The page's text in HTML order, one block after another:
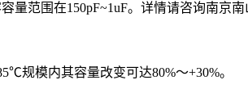
范围在150pF~1uF。详情请咨询南京南
模内其容量改变可达80%～+30%。